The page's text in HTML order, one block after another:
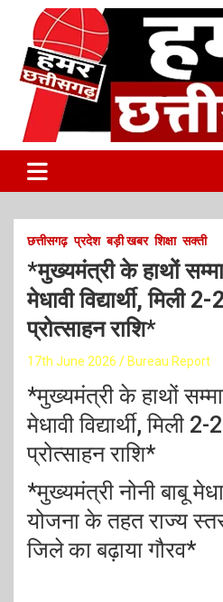
हमर छत्तीसगढ़
Latest Online Breaking News
छत्तीसगढ़ प्रदेश बड़ी खबर शिक्षा सक्ती
*मुख्यमंत्री के हाथों
मेधावी विद्यार्थी, मिली
प्रोत्साहन राशि*
17th June 2026 Bureau Report
*मुख्यमंत्री के हाथों
मेधावी विद्यार्थी, मिली
प्रोत्साहन राशि*
*मुख्यमंत्री नोनी बाबू
योजना के तहत राज्य
जिले का बढ़ाया गौरव*